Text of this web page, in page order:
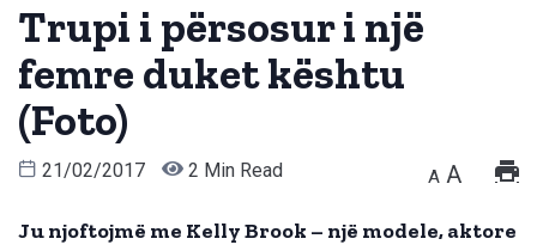
Trupi i përsosur i një
femre duket kështu
(Foto)
21/02/2017 2 Min Read A A
Ju njoftojmë me Kelly Brook – një modele, aktore